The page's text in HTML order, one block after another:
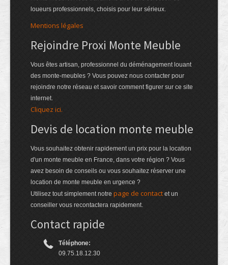
loueurs professionnels, choisis pour leur sérieux.
Mentions légales
Rejoindre Proxi Monte Meuble
Vous êtes artisan, professionnel du déménagement louant
des monte-meubles ? Vous pouvez nous contacter pour
rejoindre notre réseau et savoir comment figurer sur ce site
internet.
Cliquez ici.
Devis de location monte meuble
Vous souhaitez obtenir rapidement un prix pour la location
d'un monte meuble en France, dans votre région ? Vous
avez besoin de conseils ou vous souhaitez réserver une
location de monte meuble en urgence ?
Utilisez tout simplement notre page de contact et un
conseiller vous recontactera rapidement.
Contact rapide
Téléphone:
09.75.18.12.30